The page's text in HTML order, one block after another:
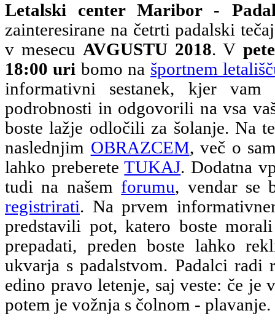
Letalski center Maribor -
zainteresirane na četrti padalski
v mesecuAVGUSTU 2018. V
18:00 uri bomo na športnem
informativni sestanek, kjer vam
podrobnosti in odgovorili na vsa
boste lažje odločili za šolanje. Na
naslednjim OBRAZCEM, več o
lahko prebereteTUKAJ. Dodatna
tudi na našem forumu, vendar se
registrirati. Na prvem
predstavili pot, katero boste
prepadati, preden boste lahko
ukvarja s padalstvom. Padalci radi
edino pravo letenje, saj veste: če je
potem je vožnja s čolnom - plavanje.